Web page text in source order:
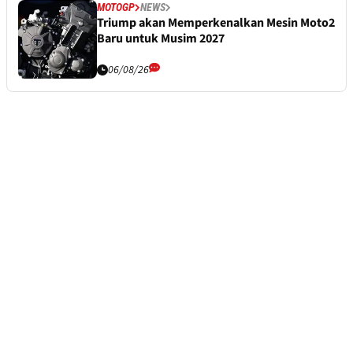
MOTOGP NEWS
Triump akan Memperkenalkan Mesin Moto2
Baru untuk Musim 2027
06/08/26